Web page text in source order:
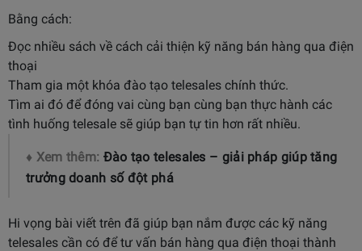
Bằng cách:
Đọc nhiều sách về cách cải thiện kỹ năng bán hàng qua điện
thoại
Tham gia một khóa đào tạo telesales chính thức.
Tìm ai đó để đóng vai cùng bạn cùng bạn thực hành các
tình huống telesale sẽ giúp bạn tự tin hơn rất nhiều.
♦ Xem thêm: Đào tạo telesales – giải pháp giúp tăng
trưởng doanh số đột phá
Hi vọng bài viết trên đã giúp bạn nắm được các kỹ năng
telesales cần có để tư vấn bán hàng qua điện thoại thành